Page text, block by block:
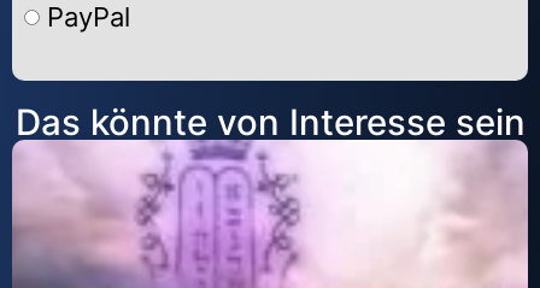
PayPal
Alternative:
Das könnte von Interesse sein